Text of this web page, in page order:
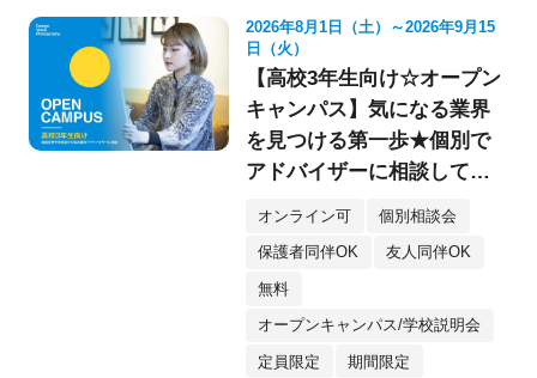
2026年8月1日（土）～2026年9月15
日（火）
【高校3年生向け☆オープン
キャンパス】気になる業界
を見つける第一歩★個別で
アドバイザーに相談してみ
オンライン可 個別相談会
保護者同伴OK 友人同伴OK
無料
オープンキャンパス/学校説明会
定員限定 期間限定